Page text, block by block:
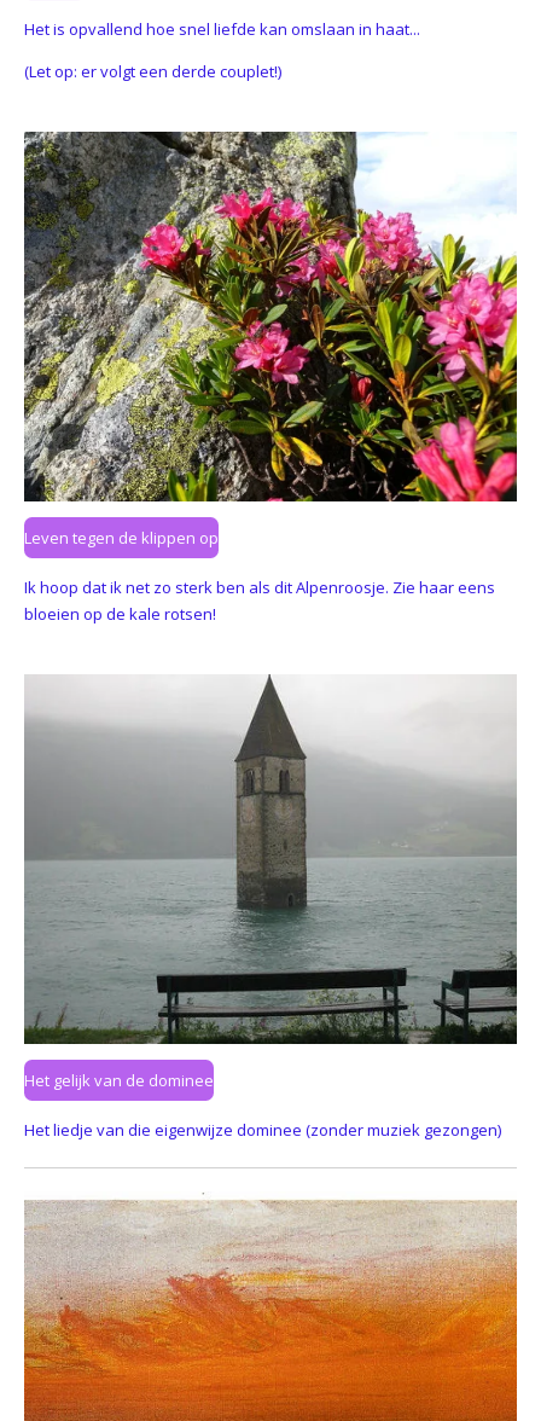
Het is opvallend hoe snel liefde kan omslaan in haat...
(Let op: er volgt een derde couplet!)
Leven tegen de klippen op
Ik hoop dat ik net zo sterk ben als dit Alpenroosje. Zie haar eens
bloeien op de kale rotsen!
Het gelijk van de dominee
Het liedje van die eigenwijze dominee (zonder muziek gezongen)